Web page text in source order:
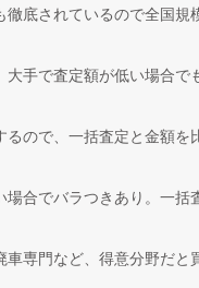
底されているので全国規
手で査定額が低い場合で
ので、一括査定と金額を
合でバラつきあり。一括
専門など、得意分野だと